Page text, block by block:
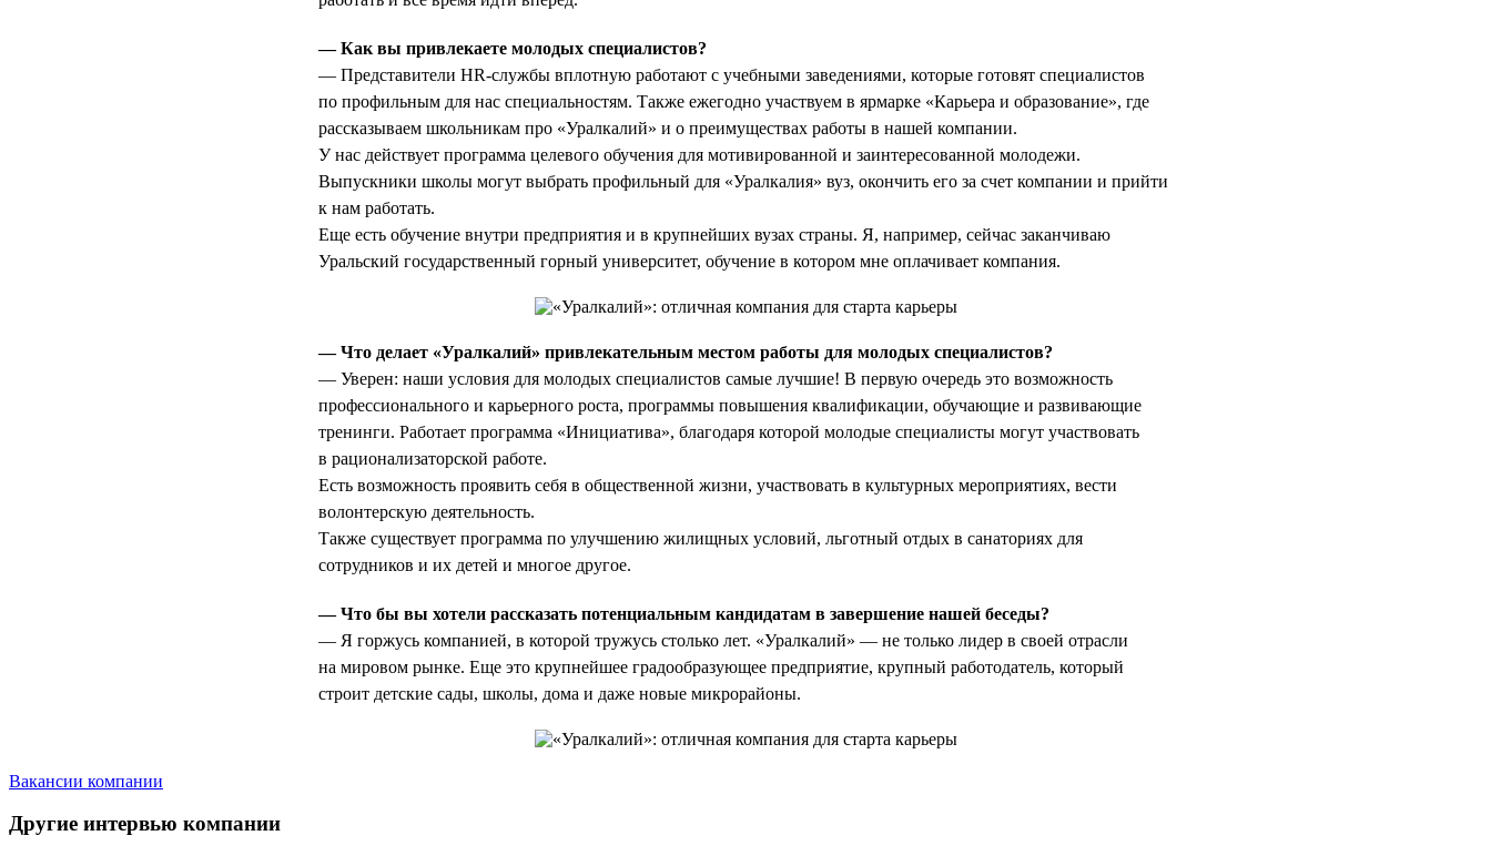
— Как вы привлекаете молодых специалистов?
— Представители HR-службы вплотную работают с учебными заведениями, которые готовят специалистов
по профильным для нас специальностям. Также ежегодно участвуем в ярмарке «Карьера и образование», где
рассказываем школьникам про «Уралкалий» и о преимуществах работы в нашей компании.
У нас действует программа целевого обучения для мотивированной и заинтересованной молодежи.
Выпускники школы могут выбрать профильный для «Уралкалия» вуз, окончить его за счет компании и прийти
к нам работать.
Еще есть обучение внутри предприятия и в крупнейших вузах страны. Я, например, сейчас заканчиваю
Уральский государственный горный университет, обучение в котором мне оплачивает компания.
— Что делает «Уралкалий» привлекательным местом работы для молодых специалистов?
— Уверен: наши условия для молодых специалистов самые лучшие! В первую очередь это возможность
профессионального и карьерного роста, программы повышения квалификации, обучающие и развивающие
тренинги. Работает программа «Инициатива», благодаря которой молодые специалисты могут участвовать
в рационализаторской работе.
Есть возможность проявить себя в общественной жизни, участвовать в культурных мероприятиях, вести
волонтерскую деятельность.
Также существует программа по улучшению жилищных условий, льготный отдых в санаториях для
сотрудников и их детей и многое другое.
— Что бы вы хотели рассказать потенциальным кандидатам в завершение нашей беседы?
— Я горжусь компанией, в которой тружусь столько лет. «Уралкалий» — не только лидер в своей отрасли
на мировом рынке. Еще это крупнейшее градообразующее предприятие, крупный работодатель, который
строит детские сады, школы, дома и даже новые микрорайоны.
Вакансии компании
Другие интервью компании